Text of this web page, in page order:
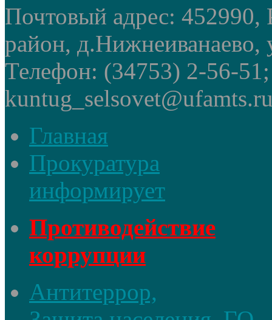
Почтовый адрес: 452990,
район, д.Нижнеиванаево,
Телефон: (34753) 2-56-
Главная
Прокуратура
информирует
Противодействие
коррупции
Антитеррор,